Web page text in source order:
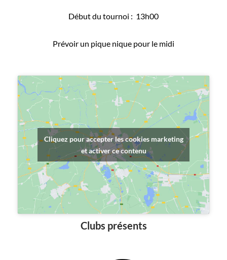
Début du tournoi : 13h00
Prévoir un pique nique pour le midi
Cliquez pour accepter les cookies marketing
et activer ce contenu
Clubs présents